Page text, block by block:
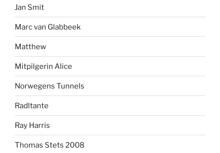
Jan Smit
Marc van Glabbeek
Matthew
Mitpilgerin Alice
Norwegens Tunnels
Radltante
Ray Harris
Thomas Stets 2008